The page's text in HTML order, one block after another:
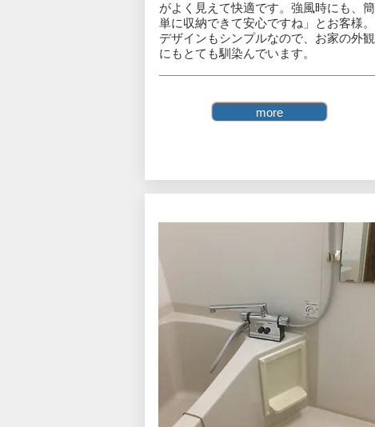
がよく見えて快適です。強風時にも、簡
単に収納できて安心ですね」とお客様。
​デザインもシンプルなので、お家の外観
にもとても馴染んでいます。
more